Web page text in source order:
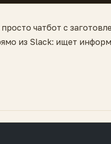
чатбот с
из Slack: ищет